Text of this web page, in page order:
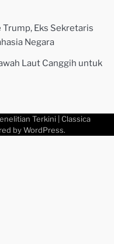
Trump, Eks Sekretaris
Negara
Laut Canggih untuk
Terkini | Classica
by WordPress.